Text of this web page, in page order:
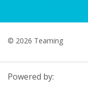
© 2026 Teaming
Powered by: